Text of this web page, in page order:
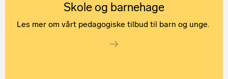
Skole og barnehage
Les mer om vårt pedagogiske tilbud til barn og unge.